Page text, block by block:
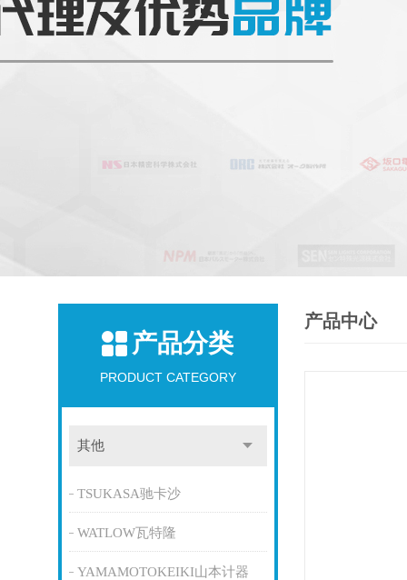
产品分类
PRODUCT CATEGORY
其他
TSUKASA驰卡沙
WATLOW瓦特隆
YAMAMOTOKEIKI山本计器
产品中心